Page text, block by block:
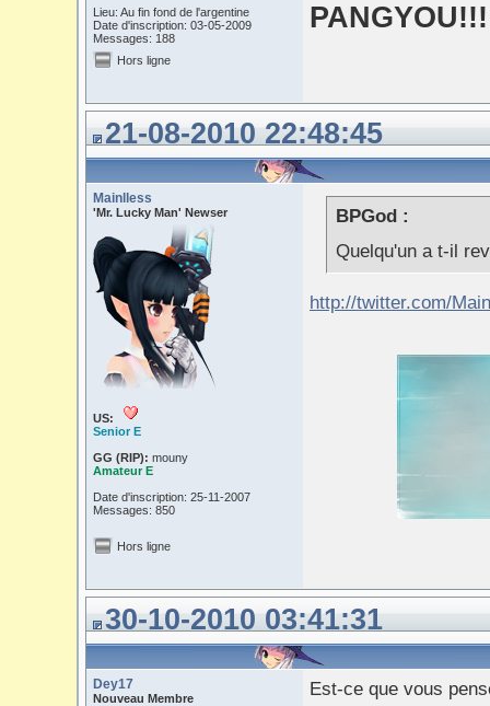
Lieu: Au fin fond de l'argentine
Date d'inscription: 03-05-2009
Messages: 188
PANGYOU!!!
Hors ligne
21-08-2010 22:48:45
Mainlless
'Mr. Lucky Man' Newser
US:
Senior E
GG (RIP): mouny
Amateur E
Date d'inscription: 25-11-2007
Messages: 850
BPGod :
Quelqu'un a t-il
http://twitter.com/
Hors ligne
30-10-2010 03:41:31
Dey17
Nouveau Membre
Est-ce que vous